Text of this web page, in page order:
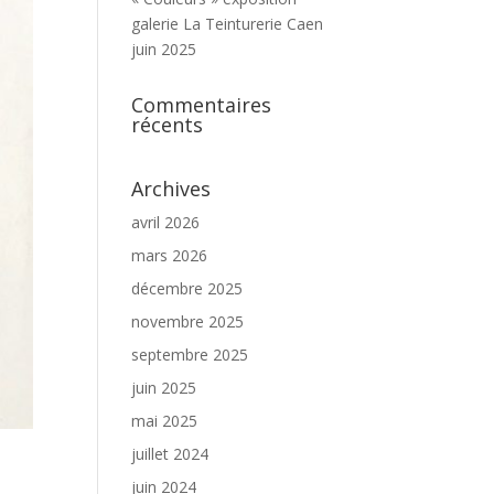
galerie La Teinturerie Caen
juin 2025
Commentaires
récents
Archives
avril 2026
mars 2026
décembre 2025
novembre 2025
septembre 2025
juin 2025
mai 2025
juillet 2024
juin 2024